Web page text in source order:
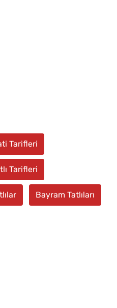
Tarifleri
Tarifleri
Bayram Tatlıları